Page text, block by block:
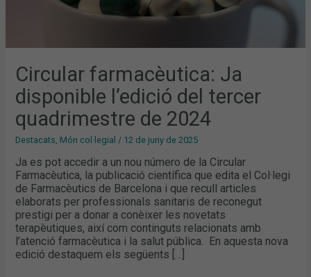
Circular farmacèutica: Ja
disponible l’edició del tercer
quadrimestre de 2024
Destacats, Món col·legial / 12 de juny de 2025
Ja es pot accedir a un nou número de la Circular
Farmacèutica, la publicació científica que edita el Col·legi
de Farmacèutics de Barcelona i que recull articles
elaborats per professionals sanitaris de reconegut
prestigi per a donar a conèixer les novetats
terapèutiques, així com continguts relacionats amb
l’atenció farmacèutica i la salut pública. En aquesta nova
edició destaquem els següents […]